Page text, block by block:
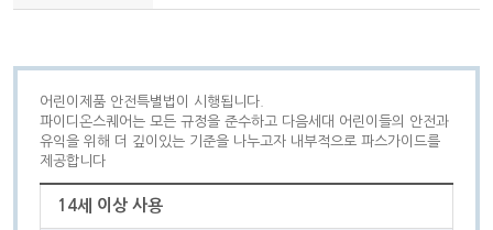
어린이제품 안전특별법이 시행됩니다.
파이디온스퀘어는 모든 규정을 준수하고 다음세대 어린이들의 안전과
유익을 위해 더 깊이있는 기준을 나누고자 내부적으로 파스가이드를
제공합니다
14세 이상 사용